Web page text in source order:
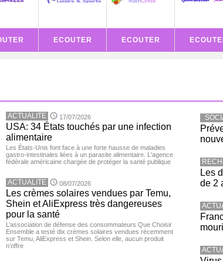
ECOUTER ECOUTER
ACTUALITE 17/07/2026
USA: 34 États touchés par une infection
alimentaire
Les États-Unis font face à une forte hausse de maladies
gastro-intestinales liées à un parasite alimentaire. L'agence
fédérale américaine chargée de protéger la santé publique
ACTUALITE 08/07/2026
Les crèmes solaires vendues par Temu,
Shein et AliExpress très dangereuses
pour la santé
L’association de défense des consommateurs Que Choisir
Ensemble a testé dix crèmes solaires vendues récemment
sur Temu, AliExpress et Shein. Selon elle, aucun produit
n’offre
Les
de 2